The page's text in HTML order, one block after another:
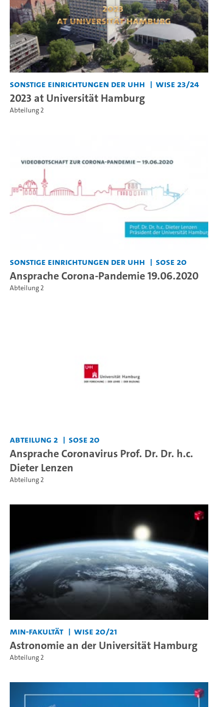
Sonstige Einrichtungen der UHH WiSe 23/24
2023 at Universität Hamburg
Abteilung 2
Sonstige Einrichtungen der UHH SoSe 20
Ansprache Corona-Pandemie 19.06.2020
Abteilung 2
Abteilung 2 SoSe 20
Ansprache Coronavirus Prof. Dr. Dr. h.c.
Dieter Lenzen
Abteilung 2
MIN-Fakultät WiSe 20/21
Astronomie an der Universität Hamburg
Abteilung 2